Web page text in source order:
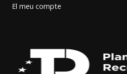
El meu compte